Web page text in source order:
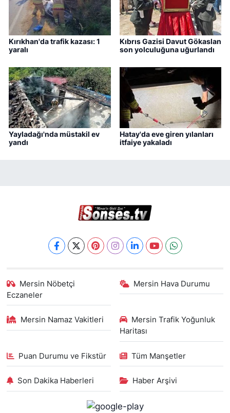
Kırıkhan'da trafik kazası: 1
yaralı
Kıbrıs Gazisi Davut Gökaslan
son yolculuğuna uğurlandı
Yayladağı'nda müstakil ev
yandı
Hatay'da eve giren yılanları
itfaiye yakaladı
Mersin Nöbetçi
Eczaneler
Mersin Hava Durumu
Mersin Namaz Vakitleri
Mersin Trafik Yoğunluk
Haritası
Puan Durumu ve Fikstür Tüm Manşetler
Son Dakika Haberleri Haber Arşivi